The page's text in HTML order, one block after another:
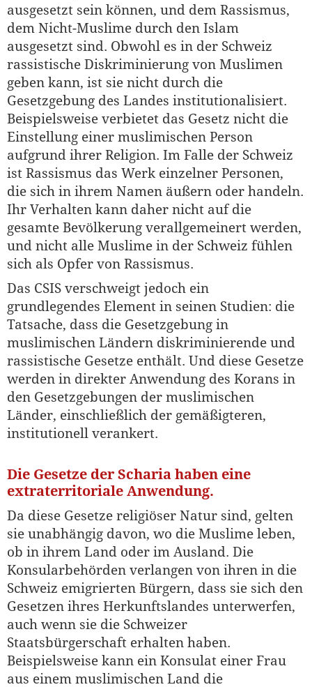
ausgesetzt sein können, und dem Rassismus,
dem Nicht-Muslime durch den Islam
ausgesetzt sind. Obwohl es in der Schweiz
rassistische Diskriminierung von Muslimen
geben kann, ist sie nicht durch die
Gesetzgebung des Landes institutionalisiert.
Beispielsweise verbietet das Gesetz nicht die
Einstellung einer muslimischen Person
aufgrund ihrer Religion. Im Falle der Schweiz
ist Rassismus das Werk einzelner Personen,
die sich in ihrem Namen äußern oder handeln.
Ihr Verhalten kann daher nicht auf die
gesamte Bevölkerung verallgemeinert werden,
und nicht alle Muslime in der Schweiz fühlen
sich als Opfer von Rassismus.
Das CSIS verschweigt jedoch ein
grundlegendes Element in seinen Studien: die
Tatsache, dass die Gesetzgebung in
muslimischen Ländern diskriminierende und
rassistische Gesetze enthält. Und diese Gesetze
werden in direkter Anwendung des Korans in
den Gesetzgebungen der muslimischen
Länder, einschließlich der gemäßigteren,
institutionell verankert.
Die Gesetze der Scharia haben eine
extraterritoriale Anwendung.
Da diese Gesetze religiöser Natur sind, gelten
sie unabhängig davon, wo die Muslime leben,
ob in ihrem Land oder im Ausland. Die
Konsularbehörden verlangen von ihren in die
Schweiz emigrierten Bürgern, dass sie sich den
Gesetzen ihres Herkunftslandes unterwerfen,
auch wenn sie die Schweizer
Staatsbürgerschaft erhalten haben.
Beispielsweise kann ein Konsulat einer Frau
aus einem muslimischen Land die